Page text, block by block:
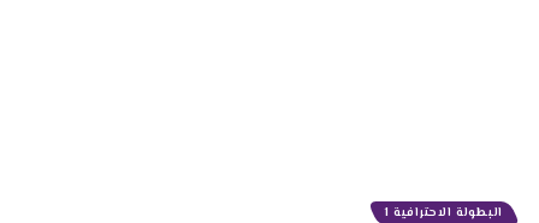
البطولة الاحترافية 1